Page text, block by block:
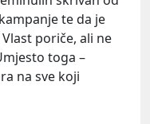
te da je
poriče, ali ne
toga –
na sve koji